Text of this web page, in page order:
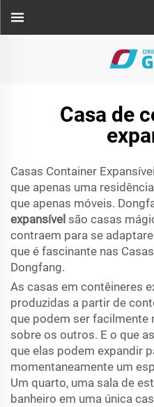
Casa de
Casas Container
que apenas uma
que apenas móveis.
expansível são casas
contraem para se
que é fascinante nas
Dongfang.
As casas em contêineres
produzidas a partir de
que podem ser facilmente
sobre os outros. E o que
que elas podem expandir
momentaneamente um
Um quarto, uma sala de
banheiro em uma única